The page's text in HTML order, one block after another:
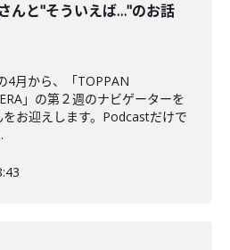
んと"そういえば…"のお話
4月から、「TOPPAN
」の第２週のナビゲーターを
お迎えします。Podcastだけで